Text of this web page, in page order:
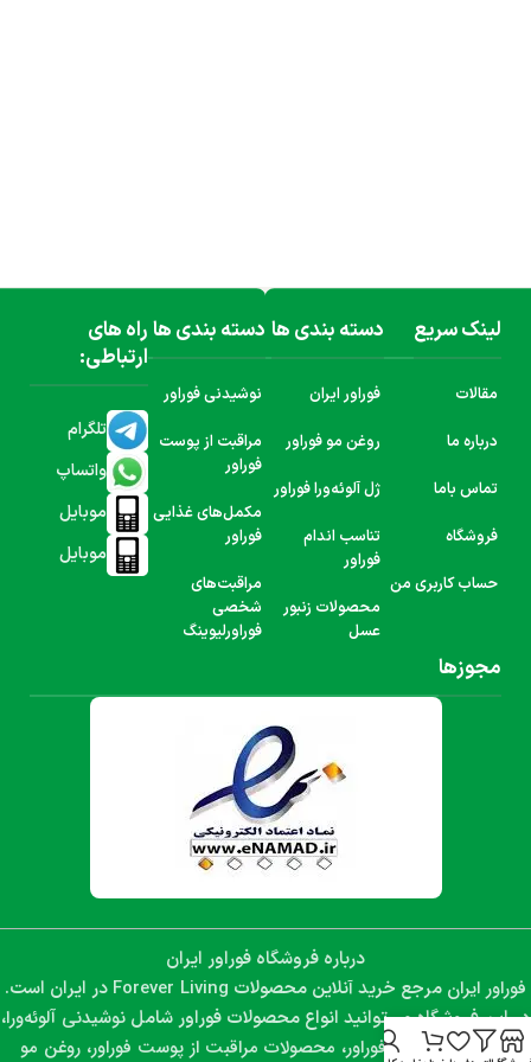
لینک سریع
مقالات
درباره ما
تماس باما
فروشگاه
حساب کاربری من
دسته بندی ها
فوراور ایران
روغن مو فوراور
ژل آلوئه‌ورا فوراور
تناسب اندام
فوراور
محصولات زنبور
عسل
دسته بندی ها
نوشیدنی فوراور
مراقبت از پوست
فوراور
مکمل‌های غذایی
فوراور
مراقبت‌های
شخصی
فوراورلیوینگ
راه های
ارتباطی:
تلگرام
واتساپ
موبایل
موبایل
مجوزها
درباره فروشگاه فوراور ایران
فوراور ایران مرجع خرید آنلاین محصولات Forever Living در ایران است.
در این فروشگاه می‌توانید انواع محصولات فوراور شامل نوشیدنی آلوئه‌ورا،
مکمل‌های غذایی فوراور، محصولات مراقبت از پوست فوراور، روغن مو